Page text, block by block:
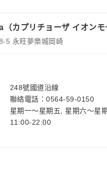
カプリチョーザ イオンモ
5 永旺夢樂城岡崎
248號國道沿線
聯絡電話：0564-59-0150
星期一～星期五, 星期六～星
11:00-22:00